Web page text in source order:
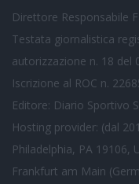
Direttore Responsabile
Testata giornalistica
autorizzazione n. 18 del
Iscrizione al ROC n.
Editore: Diario Sportivo
Hosting provider: (dal
Philadelphia, PA 19106,
Frankfurt am Main